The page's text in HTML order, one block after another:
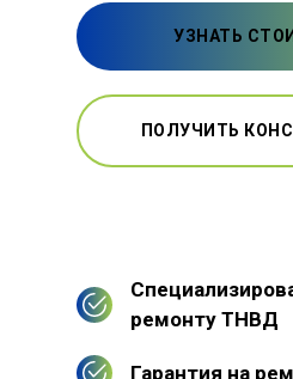
УЗНАТЬ
ПОЛУЧИТЬ
ремонту ТНВД
Гарантия на